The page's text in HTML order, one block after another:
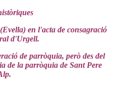
en l'acta de consagració
d'Urgell.
de parròquia, però des del
de la parròquia de Sant Pere